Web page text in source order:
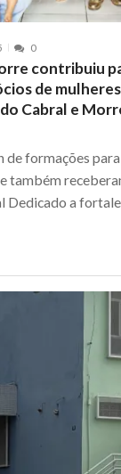
0
contribuiu
de mulheres
Cabral e
formações
também
Dedicado a